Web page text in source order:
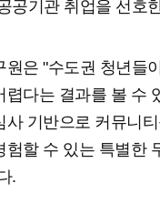
공기관 취업을 선호
은 "수도권 청년들
다는 결과를 볼 수
사 기반으로 커뮤니
할 수 있는 특별한
.